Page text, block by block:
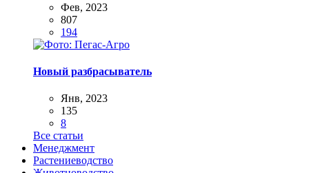
Фев, 2023
807
194
Новый разбрасыватель
Янв, 2023
135
8
Все статьи
Менеджмент
Растениеводство